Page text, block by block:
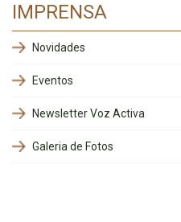
IMPRENSA
Novidades
Eventos
Newsletter Voz Activa
Galeria de Fotos